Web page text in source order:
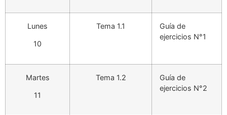
Lunes
10
Tema 1.1
Guía de
ejercicios N°1
Martes
11
Tema 1.2
Guía de
ejercicios N°2